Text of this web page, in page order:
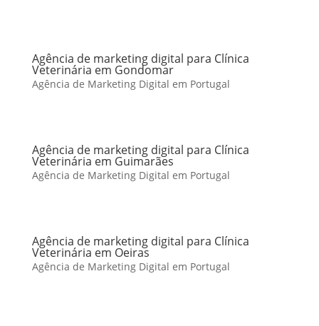
Agência de marketing digital para Clínica
Veterinária em Gondomar
Agência de Marketing Digital em Portugal
Agência de marketing digital para Clínica
Veterinária em Guimarães
Agência de Marketing Digital em Portugal
Agência de marketing digital para Clínica
Veterinária em Oeiras
Agência de Marketing Digital em Portugal